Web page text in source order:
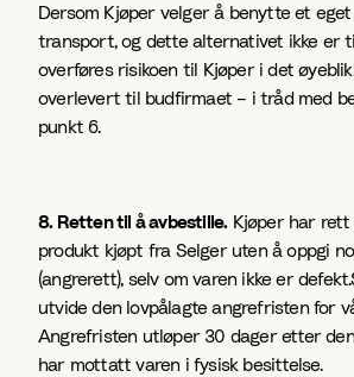
Dersom Kjøper velger å benytte et
transport, og dette alternativet ikke er
overføres risikoen til Kjøper i det
overlevert til budfirmaet – i tråd med
punkt 6.
8. Retten til å avbestille.Kjøper har rett
produkt kjøpt fra Selger uten å oppgi
(angrerett), selv om varen ikke er
utvide den lovpålagte angrefristen for
Angrefristen utløper 30 dager etter
har mottatt varen i fysisk besittelse.